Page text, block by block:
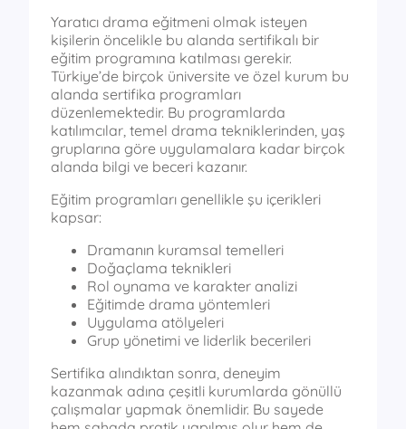
Yaratıcı drama eğitmeni olmak isteyen
kişilerin öncelikle bu alanda sertifikalı bir
eğitim programına katılması gerekir.
Türkiye’de birçok üniversite ve özel kurum bu
alanda sertifika programları
düzenlemektedir. Bu programlarda
katılımcılar, temel drama tekniklerinden, yaş
gruplarına göre uygulamalara kadar birçok
alanda bilgi ve beceri kazanır.
Eğitim programları genellikle şu içerikleri
kapsar:
Dramanın kuramsal temelleri
Doğaçlama teknikleri
Rol oynama ve karakter analizi
Eğitimde drama yöntemleri
Uygulama atölyeleri
Grup yönetimi ve liderlik becerileri
Sertifika alındıktan sonra, deneyim
kazanmak adına çeşitli kurumlarda gönüllü
çalışmalar yapmak önemlidir. Bu sayede